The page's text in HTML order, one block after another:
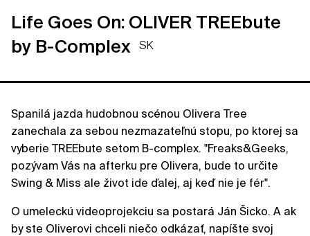
Life Goes On: OLIVER TREEbute
by B-Complex
SK
Spanilá jazda hudobnou scénou Olivera Tree
zanechala za sebou nezmazateľnú stopu, po ktorej sa
vyberie TREEbute setom B-complex. "Freaks&Geeks,
pozývam Vás na afterku pre Olivera, bude to určite
Swing & Miss ale život ide ďalej, aj keď nie je fér".
O umeleckú videoprojekciu sa postará Ján Šicko. A ak
by ste Oliverovi chceli niečo odkázať, napíšte svoj